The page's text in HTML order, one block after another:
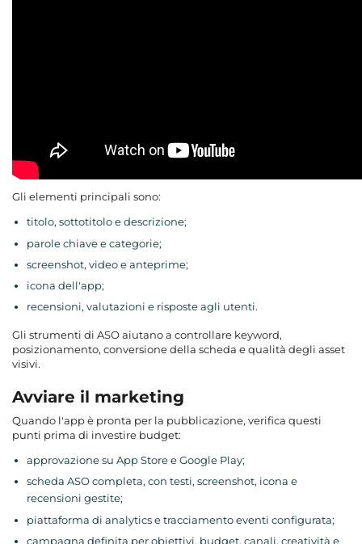
Gli elementi principali sono:
titolo, sottotitolo e descrizione;
parole chiave e categorie;
screenshot, video e anteprime;
icona dell'app;
recensioni, valutazioni e risposte agli utenti.
Gli strumenti di ASO aiutano a controllare keyword,
posizionamento, conversione della scheda e qualità degli asset
visivi.
Avviare il marketing
Quando l'app è pronta per la pubblicazione, verifica questi
punti prima di investire budget:
approvazione su App Store e Google Play;
scheda ASO completa, con testi, screenshot, icona e
recensioni gestite;
piattaforma di analytics e tracciamento eventi configurata;
campagna definita per obiettivi, budget, canali, creatività e